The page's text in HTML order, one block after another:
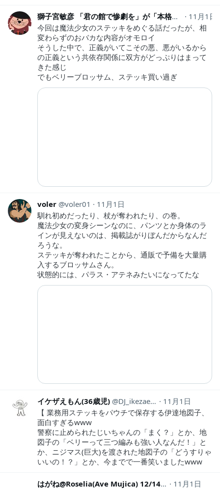
獅子宮敏彦 「君の館で惨劇を」が「本格ミステリ・エターナル」で紹介
11月1日
今回は魔法少女のステッキをめぐる話だったが、相
変わらずのおバカな内容がオモロイ
そうした中で、正義がいてこその悪、悪がいるから
の正義という共依存関係に双方がどっぷりはまって
きた感じ
でもベリーブロッサム、ステッキ買い過ぎ
voler voler01
11月1日
馴れ初めだったり、杖が奪われたり、の巻。
魔法少女の変身シーンなのに、パンツとか身体のラ
インが見えないのは、掲載誌がりぼんだからなんだ
ろうな。
ステッキが奪われたことから、通販で予備を大量購
入するブロッサムさん。
状態的には、パラス・アテネみたいになってたな
イケザえもん(36歳児) DJ_ikezaemon
11月1日
【 業務用ステッキをパウチで保存する伊達地図子、
面白すぎるwww
警察に止められたじいちゃんの「まく？」とか、地
図子の「ベリーって三つ編みも強い人なんだ！」と
か、ニジマス(巨大)を渡された地図子の「どうすりゃ
いいの！？」とか、今までで一番笑いましたwww
はがね@Roselia(Ave Mujica) 12/14 animetalive
11月1日